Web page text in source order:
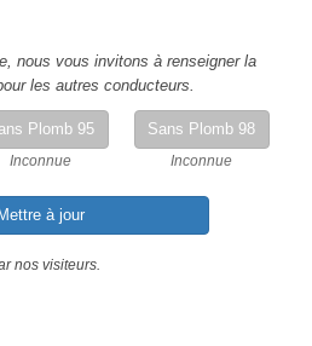
nous vous invitons à renseigner la
les autres conducteurs.
Plomb 95
Inconnue
Sans Plomb 98
Inconnue
Mettre à jour
nos visiteurs.